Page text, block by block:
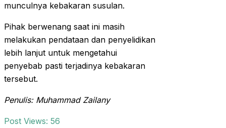
munculnya kebakaran susulan.
Pihak berwenang saat ini masih
melakukan pendataan dan penyelidikan
lebih lanjut untuk mengetahui
penyebab pasti terjadinya kebakaran
tersebut.
Penulis: Muhammad Zailany
Post Views: 56